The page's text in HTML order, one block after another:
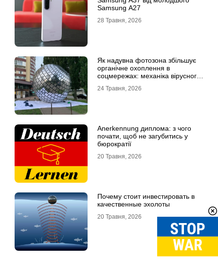
Samsung A27
28 Травня, 2026
Як надувна фотозона збільшує
органічне охоплення в
соцмережах: механіка вірусного
24 Травня, 2026
Anerkennung диплома: з чого
почати, щоб не загубитись у
бюрократії
20 Травня, 2026
Почему стоит инвестировать в
качественные эхолоты
20 Травня, 2026